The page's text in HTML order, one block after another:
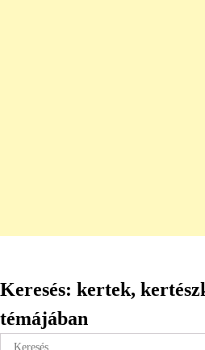
Keresés: kertek,
témájában
Keresés: